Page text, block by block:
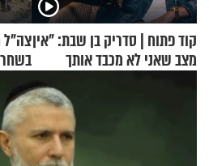
קוד פתוח | סדריק בן שבת: "אין
מצב שאני לא מכבד אותך
צה"ל